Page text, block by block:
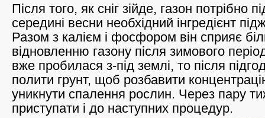
Після того, як сніг зійде, газон потрібно
середині весни необхідний інгредієнт
Разом з калієм і фосфором він сприяє
відновленню газону після зимового
вже пробилася з-під землі, то після
полити грунт, щоб розбавити
уникнути спалення рослин. Через пару
приступати і до наступних процедур.